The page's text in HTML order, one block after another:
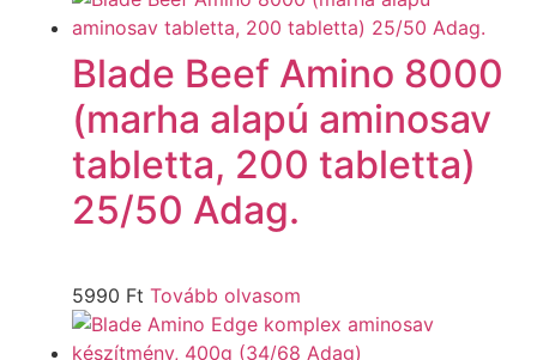
Blade Beef Amino 8000
(marha alapú aminosav
tabletta, 200 tabletta)
25/50 Adag.
5990 Ft Tovább olvasom